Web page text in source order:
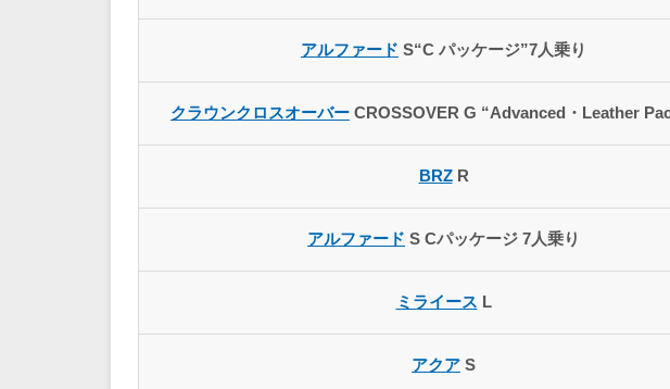
アルファード S“C パッケージ”7人乗り
クラウンクロスオーバー CROSSOVER G “Advanced・Leather
BRZR
アルファード S Cパッケージ 7人乗り
ミライース L
アクア S